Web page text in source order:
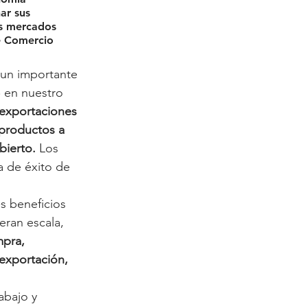
sus
mercados
Comercio
importante
en nuestro
a
Los
de éxito de
beneficios
escala,
y